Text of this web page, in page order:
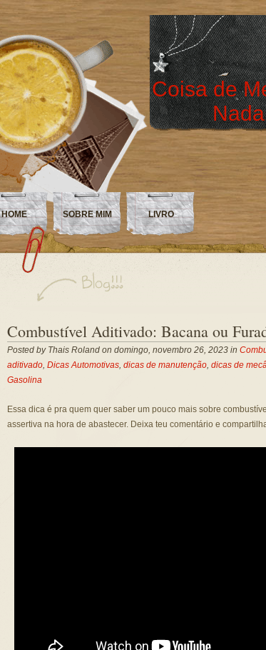
Coisa de
Nada
HOME SOBRE MIM LIVRO
Combustível Aditivado: Bacana ou
Posted by Thais Rolandon domingo, novembro 26, 2023 in
aditivado, Dicas Automotivas, dicas de manutenção, dicas de
Gasolina
Essa dica é pra quem quer saber um pouco mais sobre
assertiva na hora de abastecer. Deixa teu comentário e